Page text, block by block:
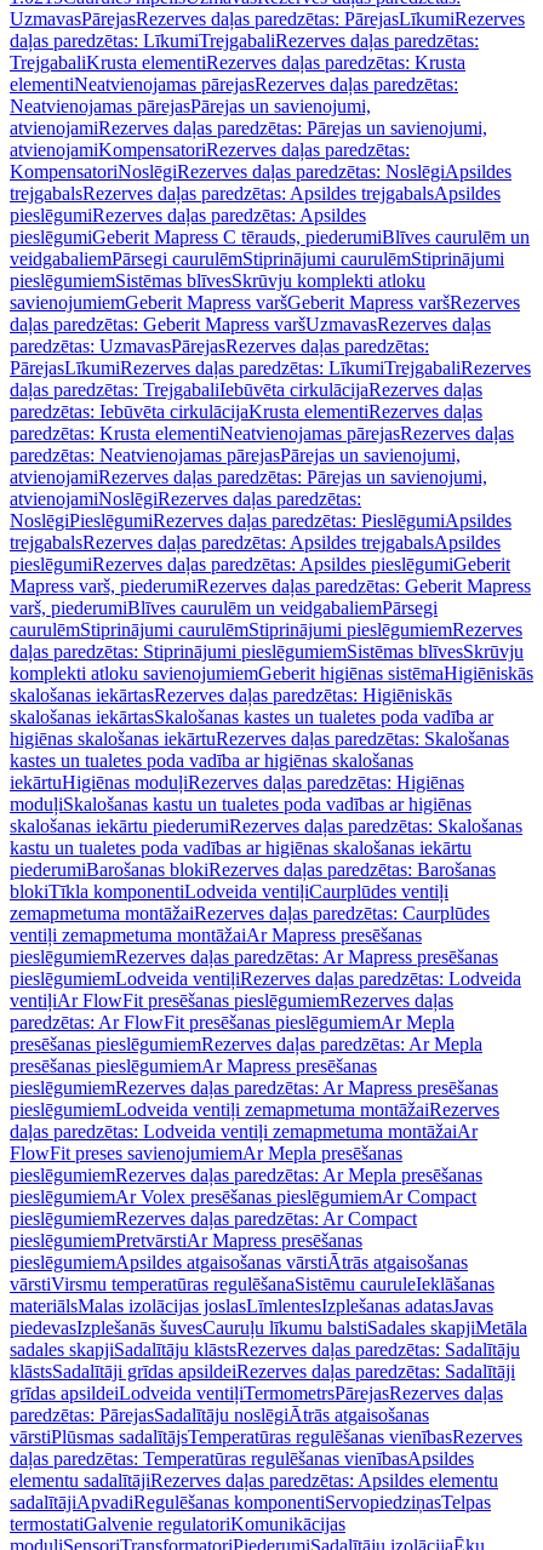
UzmavasPārejasRezerves daļas paredzētas: PārejasLīkumiRezerves
daļas paredzētas: LīkumiTrejgabaliRezerves daļas paredzētas:
TrejgabaliKrusta elementiRezerves daļas paredzētas: Krusta
elementiNeatvienojamas pārejasRezerves daļas paredzētas:
Neatvienojamas pārejasPārejas un savienojumi,
atvienojamiRezerves daļas paredzētas: Pārejas un savienojumi,
atvienojamiKompensatoriRezerves daļas paredzētas:
KompensatoriNoslēgiRezerves daļas paredzētas: NoslēgiApsildes
trejgabalsRezerves daļas paredzētas: Apsildes trejgabalsApsildes
pieslēgumiRezerves daļas paredzētas: Apsildes
pieslēgumiGeberit Mapress C tērauds, piederumiBlīves caurulēm un
veidgabaliemPārsegi caurulēmStiprinājumi caurulēmStiprinājumi
pieslēgumiemSistēmas blīvesSkrūvju komplekti atloku
savienojumiemGeberit Mapress varšGeberit Mapress varšRezerves
daļas paredzētas: Geberit Mapress varšUzmavasRezerves daļas
paredzētas: UzmavasPārejasRezerves daļas paredzētas:
PārejasLīkumiRezerves daļas paredzētas: LīkumiTrejgabaliRezerves
daļas paredzētas: TrejgabaliIebūvēta cirkulācijaRezerves daļas
paredzētas: Iebūvēta cirkulācijaKrusta elementiRezerves daļas
paredzētas: Krusta elementiNeatvienojamas pārejasRezerves daļas
paredzētas: Neatvienojamas pārejasPārejas un savienojumi,
atvienojamiRezerves daļas paredzētas: Pārejas un savienojumi,
atvienojamiNoslēgiRezerves daļas paredzētas:
NoslēgiPieslēgumiRezerves daļas paredzētas: PieslēgumiApsildes
trejgabalsRezerves daļas paredzētas: Apsildes trejgabalsApsildes
pieslēgumiRezerves daļas paredzētas: Apsildes pieslēgumiGeberit
Mapress varš, piederumiRezerves daļas paredzētas: Geberit Mapress
varš, piederumiBlīves caurulēm un veidgabaliemPārsegi
caurulēmStiprinājumi caurulēmStiprinājumi pieslēgumiemRezerves
daļas paredzētas: Stiprinājumi pieslēgumiemSistēmas blīvesSkrūvju
komplekti atloku savienojumiemGeberit higiēnas sistēmaHigiēniskās
skalošanas iekārtasRezerves daļas paredzētas: Higiēniskās
skalošanas iekārtasSkalošanas kastes un tualetes poda vadība ar
higiēnas skalošanas iekārtuRezerves daļas paredzētas: Skalošanas
kastes un tualetes poda vadība ar higiēnas skalošanas
iekārtuHigiēnas moduļiRezerves daļas paredzētas: Higiēnas
moduļiSkalošanas kastu un tualetes poda vadības ar higiēnas
skalošanas iekārtu piederumiRezerves daļas paredzētas: Skalošanas
kastu un tualetes poda vadības ar higiēnas skalošanas iekārtu
piederumiBarošanas blokiRezerves daļas paredzētas: Barošanas
blokiTīkla komponentiLodveida ventiļiCaurplūdes ventiļi
zemapmetuma montāžaiRezerves daļas paredzētas: Caurplūdes
ventiļi zemapmetuma montāžaiAr Mapress presēšanas
pieslēgumiemRezerves daļas paredzētas: Ar Mapress presēšanas
pieslēgumiemLodveida ventiļiRezerves daļas paredzētas: Lodveida
ventiļiAr FlowFit presēšanas pieslēgumiemRezerves daļas
paredzētas: Ar FlowFit presēšanas pieslēgumiemAr Mepla
presēšanas pieslēgumiemRezerves daļas paredzētas: Ar Mepla
presēšanas pieslēgumiemAr Mapress presēšanas
pieslēgumiemRezerves daļas paredzētas: Ar Mapress presēšanas
pieslēgumiemLodveida ventiļi zemapmetuma montāžaiRezerves
daļas paredzētas: Lodveida ventiļi zemapmetuma montāžaiAr
FlowFit preses savienojumiemAr Mepla presēšanas
pieslēgumiemRezerves daļas paredzētas: Ar Mepla presēšanas
pieslēgumiemAr Volex presēšanas pieslēgumiemAr Compact
pieslēgumiemRezerves daļas paredzētas: Ar Compact
pieslēgumiemPretvārstiAr Mapress presēšanas
pieslēgumiemApsildes atgaisošanas vārstiĀtrās atgaisošanas
vārstiVirsmu temperatūras regulēšanaSistēmu cauruleIeklāšanas
materiālsMalas izolācijas joslasLīmlentesIzplešanas adatasJavas
piedevasIzplešanās šuvesCauruļu līkumu balstiSadales skapjiMetāla
sadales skapjiSadalītāju klāstsRezerves daļas paredzētas: Sadalītāju
klāstsSadalītāji grīdas apsildeiRezerves daļas paredzētas: Sadalītāji
grīdas apsildeiLodveida ventiļiTermometrsPārejasRezerves daļas
paredzētas: PārejasSadalītāju noslēgiĀtrās atgaisošanas
vārstiPlūsmas sadalītājsTemperatūras regulēšanas vienībasRezerves
daļas paredzētas: Temperatūras regulēšanas vienībasApsildes
elementu sadalītājiRezerves daļas paredzētas: Apsildes elementu
sadalītājiApvadiRegulēšanas komponentiServopiedziņasTelpas
termostatiGalvenie regulatoriKomunikācijas
moduļiSensoriTransformatoriPiederumiSadalītāju izolācijaĒku